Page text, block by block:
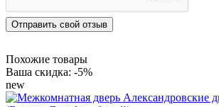
Отправить свой отзыв
Похожие товары
Ваша скидка: -5%
new